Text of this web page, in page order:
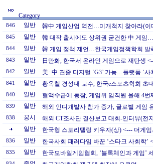
Category
846 일반 韓中 게임산업 역전…미개척지 찾아라(이
845 일반 韓 대작 출시에도 상위권 굳건한 中 게임
844 일반 韓 게임 정책 제언…한국게임정책학회 발
843 일반 日만화, 한국서 온라인 게임으로 재탄생
842 일반 美· 中 견줄 디지털 ‘G3’ 가능…플랫폼 ‘
841 일반 황옥철 경성대 교수, 한국e스포츠학회 초
840 일반 혈액수급에 동참, 게임위 임직원 올해 4
839 일반 해외 인디개발사 참가 증가, 글로벌 게임
838 꿍시 해외 CT조사단 결산보고 대회-인터뷰(전
일반 한국형 스토리텔링 키우자(상) <--- 더게
836 일반 한국사회 패러다임 바꾼 ‘스타크 사회학’
835 일반 한국모바일게임협회, ‘블록체인과 게임’